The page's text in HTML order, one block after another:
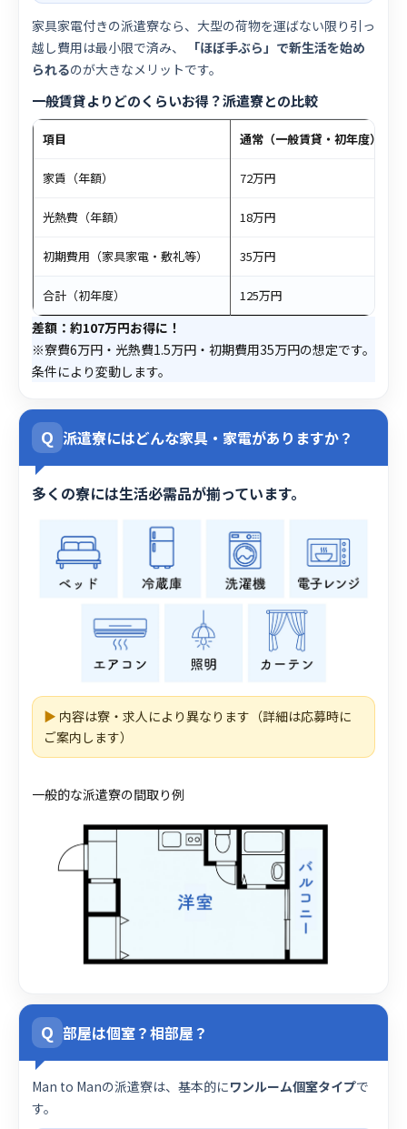
家具家電付きの派遣寮なら、大型の荷物を運ばない限り引っ
越し費用は最小限で済み、
「ほぼ手ぶら」で新生活を始め
られるのが大きなメリットです。
一般賃貸よりどのくらいお得？派遣寮との比較
項目 通常（一般賃貸・初年度）
家賃（年額） 72万円
光熱費（年額） 18万円
初期費用（家具家電・敷礼等） 35万円
合計（初年度） 125万円
差額：約107万円お得に！
※寮費6万円・光熱費1.5万円・初期費用35万円の想定です。
条件により変動します。
Q 派遣寮にはどんな家具・家電がありますか？
多くの寮には生活必需品が揃っています。
▶ 内容は寮・求人により異なります（詳細は応募時に
ご案内します）
一般的な派遣寮の間取り例
Q 部屋は個室？相部屋？
Man to Manの派遣寮は、基本的にワンルーム個室タイプで
す。